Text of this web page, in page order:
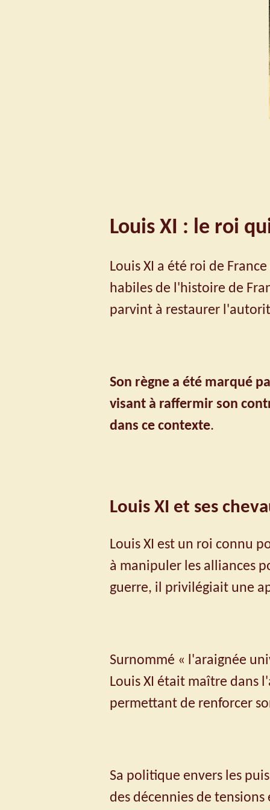
Louis XI : le roi
Louis XI a été roi de
habiles de l'histoire de
parvint à restaurer
Son règne a été marqué
visant à raffermir son
dans ce contexte.
Louis XI et ses
Louis XI est un roi connu
à manipuler les alliances
guerre, il privilégiait une
Surnommé « l'araignée
Louis XI était maître dans
permettant de renforcer
Sa politique envers les
des décennies de